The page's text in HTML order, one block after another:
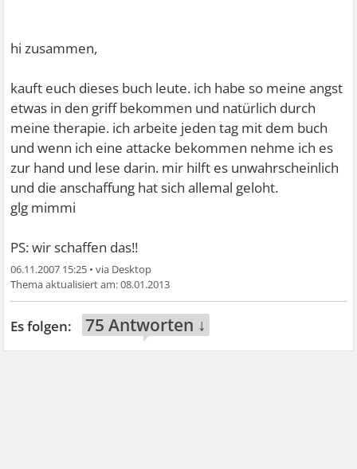
hi zusammen,
kauft euch dieses buch leute. ich habe so meine angst
etwas in den griff bekommen und natürlich durch
meine therapie. ich arbeite jeden tag mit dem buch
und wenn ich eine attacke bekommen nehme ich es
zur hand und lese darin. mir hilft es unwahrscheinlich
und die anschaffung hat sich allemal geloht.
glg mimmi
PS: wir schaffen das!!
06.11.2007 15:25 •
08.01.2013
75 Antworten ↓